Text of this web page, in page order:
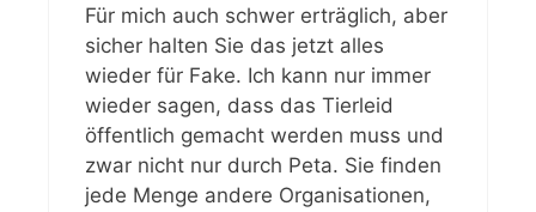
Für mich auch schwer erträglich, aber
sicher halten Sie das jetzt alles
wieder für Fake. Ich kann nur immer
wieder sagen, dass das Tierleid
öffentlich gemacht werden muss und
zwar nicht nur durch Peta. Sie finden
jede Menge andere Organisationen,